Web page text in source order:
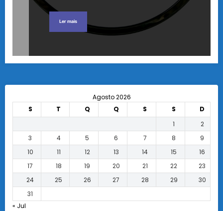
Ler mais
Agosto 2026
S
T Q Q S S
D
1
2
3
4 5 6 7 8
9
10
11 12 13 14 15
16
17
18 19 20 21 22
23
24
25 26 27 28 29
30
31
« Jul